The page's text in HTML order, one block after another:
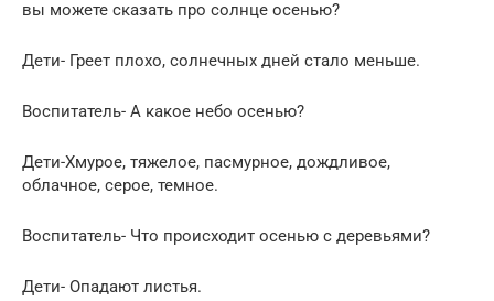
вы можете сказать про солнце осенью?
Дети- Греет плохо, солнечных дней стало меньше.
Воспитатель- А какое небо осенью?
Дети-Хмурое, тяжелое, пасмурное, дождливое,
облачное, серое, темное.
Воспитатель- Что происходит осенью с деревьями?
Дети- Опадают листья.